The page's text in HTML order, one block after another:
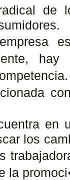
de
hay
los
la